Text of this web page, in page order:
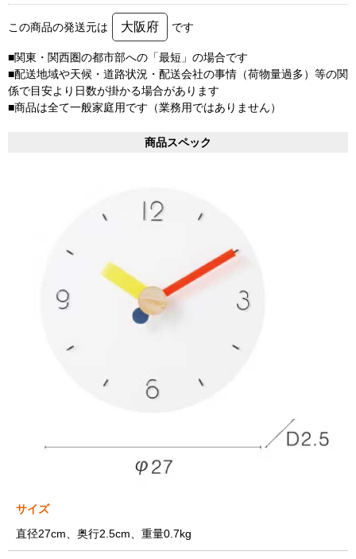
この商品の発送元は 大阪府 です
■関東・関西圏の都市部への「最短」の場合です
■配送地域や天候・道路状況・配送会社の事情（荷物量過多）等の関
係で目安より日数が掛かる場合があります
■商品は全て一般家庭用です（業務用ではありません）
商品スペック
サイズ
直径27cm、奥行2.5cm、重量0.7kg